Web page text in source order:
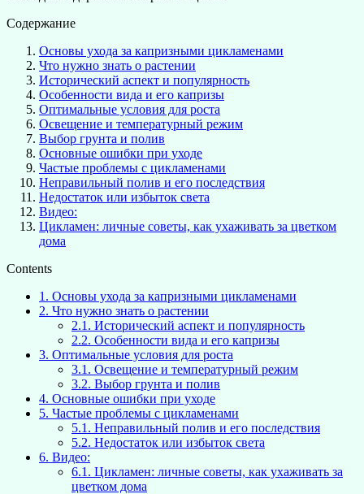
Содержание
Основы ухода за капризными цикламенами
Что нужно знать о растении
Исторический аспект и популярность
Особенности вида и его капризы
Оптимальные условия для роста
Освещение и температурный режим
Выбор грунта и полив
Основные ошибки при уходе
Частые проблемы с цикламенами
Неправильный полив и его последствия
Недостаток или избыток света
Видео:
Цикламен: личные советы, как ухаживать за цветком
дома
Contents
1. Основы ухода за капризными цикламенами
2. Что нужно знать о растении
2.1. Исторический аспект и популярность
2.2. Особенности вида и его капризы
3. Оптимальные условия для роста
3.1. Освещение и температурный режим
3.2. Выбор грунта и полив
4. Основные ошибки при уходе
5. Частые проблемы с цикламенами
5.1. Неправильный полив и его последствия
5.2. Недостаток или избыток света
6. Видео:
6.1. Цикламен: личные советы, как ухаживать за
цветком дома